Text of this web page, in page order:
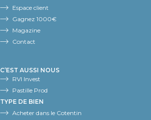
Espace client
Gagnez 1000€
Magazine
Contact
C’EST AUSSI NOUS
RVI Invest
Pastille Prod
TYPE DE BIEN
Acheter dans le Cotentin